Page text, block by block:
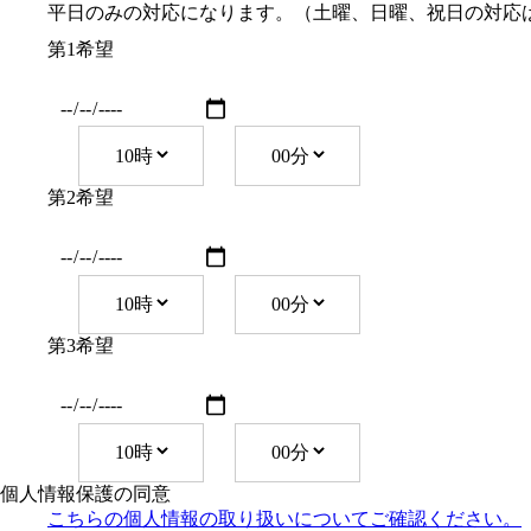
平日のみの対応になります。（土曜、日曜、祝日の対応
第1希望
第2希望
第3希望
個人情報保護の同意
こちらの個人情報の取り扱いについてご確認ください。